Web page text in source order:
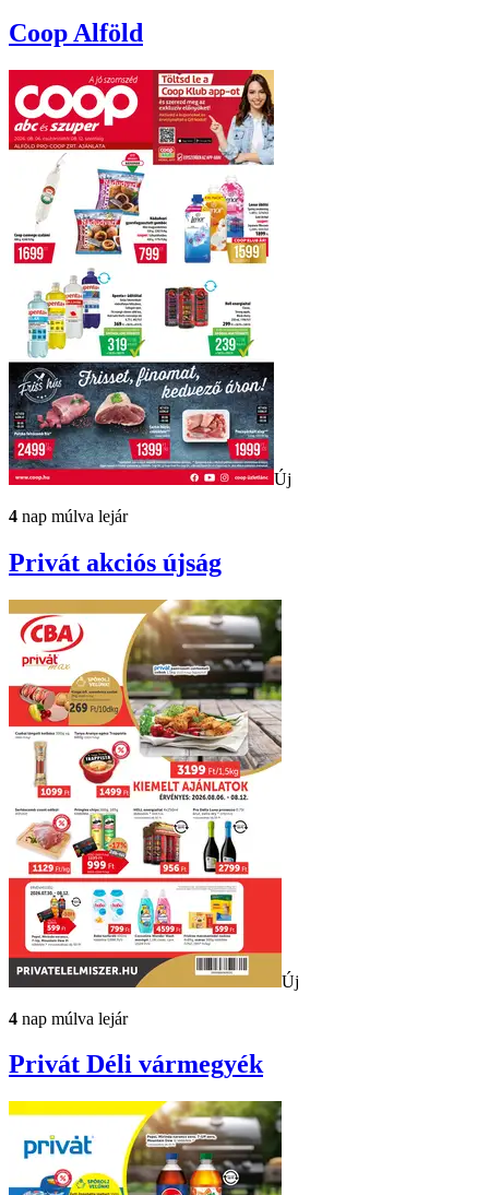
Coop Alföld
Új
4 nap múlva lejár
Privát akciós újság
Új
4 nap múlva lejár
Privát Déli vármegyék